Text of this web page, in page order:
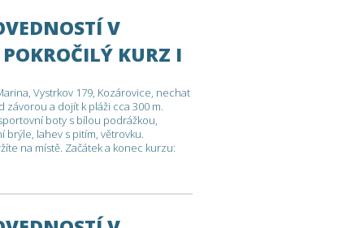
V
KURZ I
Vystrkov 179, Kozárovice, nechat
a dojít k pláži cca 300 m.
boty s bílou podrážkou,
brýle, lahev s pitím, větrovku.
na místě. Začátek a konec kurzu: